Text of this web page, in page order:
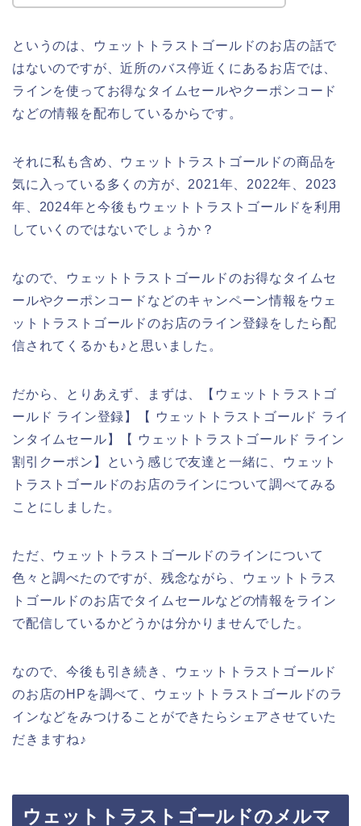
というのは、ウェットトラストゴールドのお店の話で
はないのですが、近所のバス停近くにあるお店では、
ラインを使ってお得なタイムセールやクーポンコード
などの情報を配布しているからです。
それに私も含め、ウェットトラストゴールドの商品を
気に入っている多くの方が、2021年、2022年、2023
年、2024年と今後もウェットトラストゴールドを利用
していくのではないでしょうか？
なので、ウェットトラストゴールドのお得なタイムセ
ールやクーポンコードなどのキャンペーン情報をウェ
ットトラストゴールドのお店のライン登録をしたら配
信されてくるかも♪と思いました。
だから、とりあえず、まずは、【ウェットトラストゴ
ールド ライン登録】【 ウェットトラストゴールド ライ
ンタイムセール】【 ウェットトラストゴールド ライン
割引クーポン】という感じで友達と一緒に、ウェット
トラストゴールドのお店のラインについて調べてみる
ことにしました。
ただ、ウェットトラストゴールドのラインについて
色々と調べたのですが、残念ながら、ウェットトラス
トゴールドのお店でタイムセールなどの情報をライン
で配信しているかどうかは分かりませんでした。
なので、今後も引き続き、ウェットトラストゴールド
のお店のHPを調べて、ウェットトラストゴールドのラ
インなどをみつけることができたらシェアさせていた
だきますね♪
ウェットトラストゴールドのメルマ